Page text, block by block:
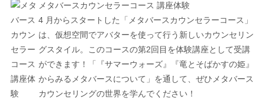
メタバースカウンセラーコース 講座体験
4 月からスタートした「メタバースカウンセラーコース」
は、仮想空間でアバターを使って行う新しいカウンセリン
グスタイル。このコースの第2回目を体験講座として受講
ができます！「『サマーウォーズ』『竜とそばかすの姫』
からみるメタバースについて」を通して、ぜひメタバース
カウンセリングの世界を学んでください！